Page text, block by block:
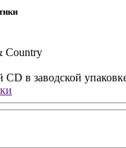
Country
в заводской